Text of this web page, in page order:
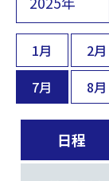
1月 2月
7月
8月
日程